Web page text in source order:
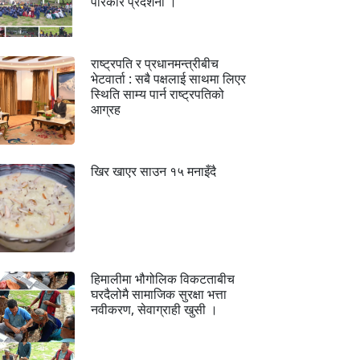
राष्ट्रपति र प्रधानमन्त्रीबीच
भेटवार्ता : सबै पक्षलाई साथमा लिएर
स्थिति साम्य पार्न राष्ट्रपतिको
आग्रह
खिर खाएर साउन १५ मनाइँदै
हिमालीमा भौगोलिक विकटताबीच
घरदैलोमै सामाजिक सुरक्षा भत्ता
नवीकरण, सेवाग्राही खुसी ।